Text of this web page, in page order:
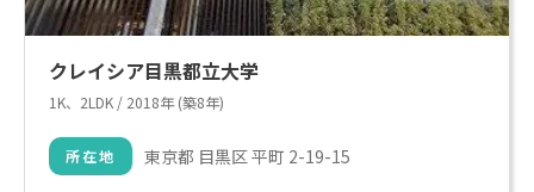
クレイシア目黒都立大学
1K、2LDK / 2018年 (築8年)
所在地 東京都 目黒区 平町 2-19-15